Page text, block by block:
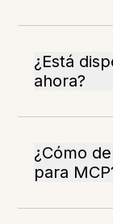
¿Está
ahora?
¿Cómo
para